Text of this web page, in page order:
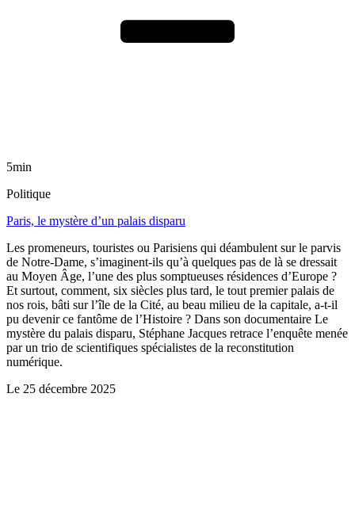
5min
Politique
Paris, le mystère d’un palais disparu
Les promeneurs, touristes ou Parisiens qui déambulent sur le parvis
de Notre-Dame, s’imaginent-ils qu’à quelques pas de là se dressait
au Moyen Âge, l’une des plus somptueuses résidences d’Europe ?
Et surtout, comment, six siècles plus tard, le tout premier palais de
nos rois, bâti sur l’île de la Cité, au beau milieu de la capitale, a-t-il
pu devenir ce fantôme de l’Histoire ? Dans son documentaire Le
mystère du palais disparu, Stéphane Jacques retrace l’enquête menée
par un trio de scientifiques spécialistes de la reconstitution
numérique.
Le 25 décembre 2025